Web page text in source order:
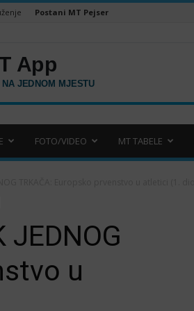
Postani MT Pejser
FOTO/VIDEO MT TABELE
JEDNOG
u